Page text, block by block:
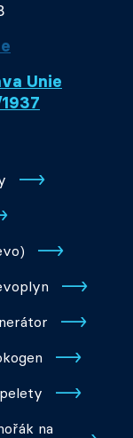
Unie
na